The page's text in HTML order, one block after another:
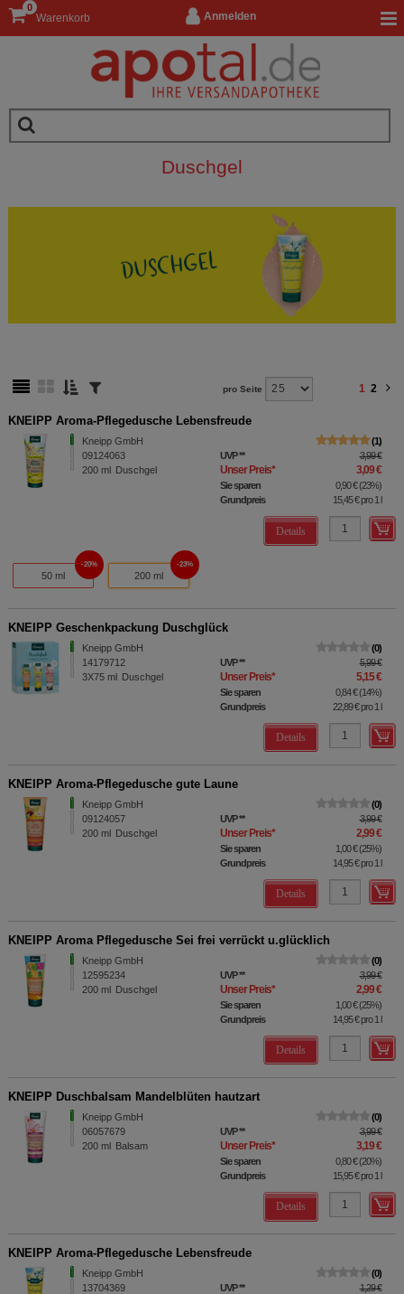
Anmelden
Warenkorb
0
Duschgel
pro Seite 1 2
KNEIPP Aroma-Pflegedusche Lebensfreude
Kneipp GmbH
09124063
200 ml Duschgel
1
UVP** 3,99 €
Unser Preis* 3,09 €
Sie sparen 0,90 €(23%)
Grundpreis
15,45 €pro 1 l
Details
50 ml
20%
200 ml
23%
KNEIPP Geschenkpackung Duschglück
Kneipp GmbH
14179712
3X75 ml Duschgel
0
UVP** 5,99 €
Unser Preis* 5,15 €
Sie sparen 0,84 €(14%)
Grundpreis
22,89 €pro 1 l
Details
KNEIPP Aroma-Pflegedusche gute Laune
Kneipp GmbH
09124057
200 ml Duschgel
0
UVP** 3,99 €
Unser Preis* 2,99 €
Sie sparen 1,00 €(25%)
Grundpreis
14,95 €pro 1 l
Details
KNEIPP Aroma Pflegedusche Sei frei verrückt u.glücklich
Kneipp GmbH
12595234
200 ml Duschgel
0
UVP** 3,99 €
Unser Preis* 2,99 €
Sie sparen 1,00 €(25%)
Grundpreis
14,95 €pro 1 l
Details
KNEIPP Duschbalsam Mandelblüten hautzart
Kneipp GmbH
06057679
200 ml Balsam
0
UVP** 3,99 €
Unser Preis* 3,19 €
Sie sparen 0,80 €(20%)
Grundpreis
15,95 €pro 1 l
Details
KNEIPP Aroma-Pflegedusche Lebensfreude
Kneipp GmbH
13704369
0
UVP** 1,29 €